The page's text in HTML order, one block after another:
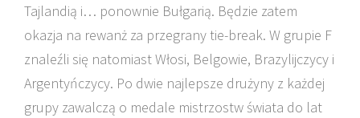
Tajlandią i… ponownie Bułgarią. Będzie zatem
okazja na rewanż za przegrany tie-break. W grupie F
znaleźli się natomiast Włosi, Belgowie, Brazylijczycy i
Argentyńczycy. Po dwie najlepsze drużyny z każdej
grupy zawalczą o medale mistrzostw świata do lat